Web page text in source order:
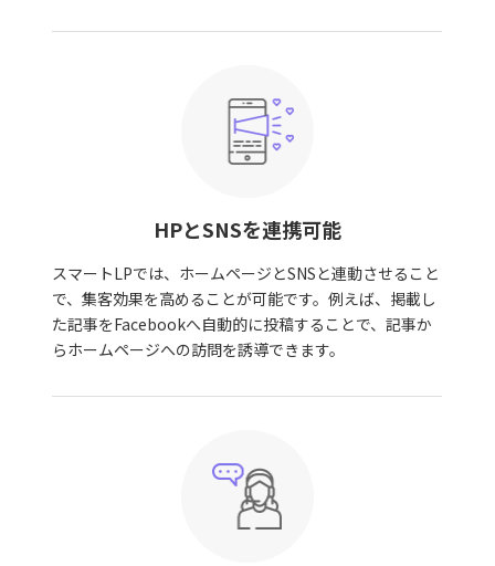
HPとSNSを連携可能
スマートLPでは、ホームページとSNSと連動させること
で、集客効果を高めることが可能です。例えば、掲載し
た記事をFacebookへ自動的に投稿することで、記事か
らホームページへの訪問を誘導できます。